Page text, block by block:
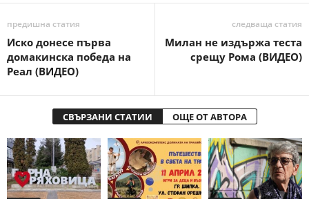
предишна статия
Иско донесе първа
домакинска победа на
Реал (ВИДЕО)
следваща статия
Милан не издържа теста
срещу Рома (ВИДЕО)
СВЪРЗАНИ СТАТИИ ОЩЕ ОТ АВТОРА